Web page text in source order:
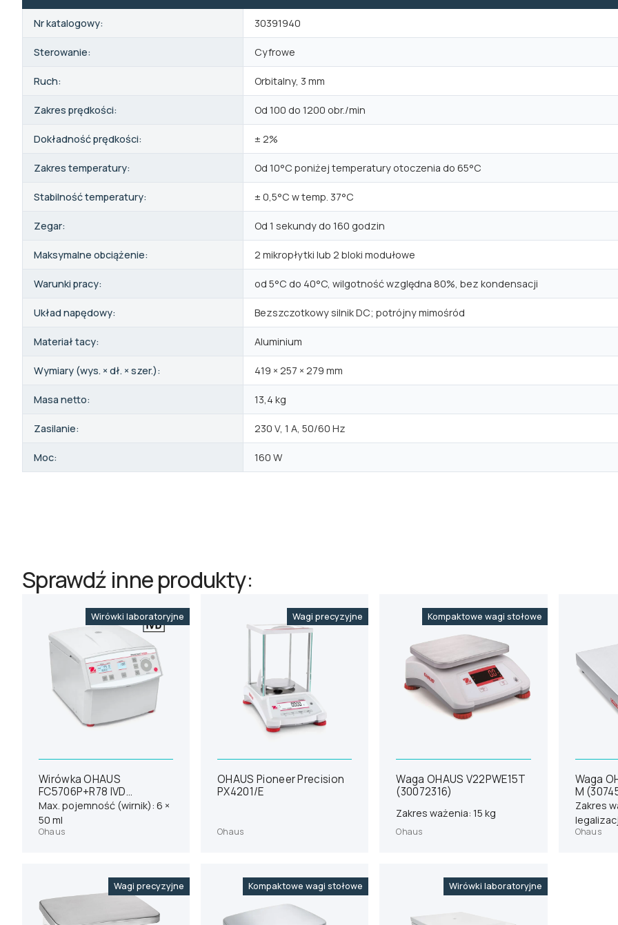
Nr katalogowy: 30391940
Sterowanie: Cyfrowe
Ruch: Orbitalny, 3 mm
Zakres prędkości: Od 100 do 1200 obr./min
Dokładność prędkości: ± 2%
Zakres temperatury: Od 10°C poniżej temperatury otoczenia do 65°C
Stabilność temperatury: ± 0,5°C w temp. 37°C
Zegar: Od 1 sekundy do 160 godzin
Maksymalne obciążenie: 2 mikropłytki lub 2 bloki modułowe
Warunki pracy: od 5°C do 40°C, wilgotność względna 80%, bez kondensacji
Układ napędowy: Bezszczotkowy silnik DC; potrójny mimośród
Materiał tacy: Aluminium
Wymiary (wys. × dł. × szer.): 419 × 257 × 279 mm
Masa netto: 13,4 kg
Zasilanie: 230 V, 1 A, 50/60 Hz
Moc: 160 W
Sprawdź inne produkty:
Wirówki laboratoryjne
Wirówka OHAUS
FC5706P+R78 IVD
(31012115)
Max. pojemność (wirnik): 6 ×
50 ml
Ohaus
Wagi precyzyjne
OHAUS Pioneer Precision
PX4201/E
Ohaus
Kompaktowe wagi stołowe
Waga OHAUS V22PWE15T
(30072316)
Zakres ważenia: 15 kg
Ohaus
Waga
M
Zakres
Ohaus
Wagi precyzyjne Kompaktowe wagi stołowe Wirówki laboratoryjne